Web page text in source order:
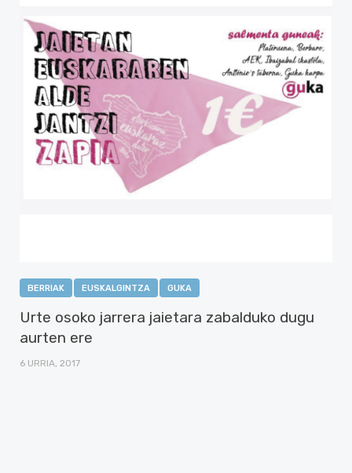
BERRIAK EUSKALGINTZA GUKA
Urte osoko jarrera jaietara zabalduko dugu
aurten ere
6 URRIA, 2017